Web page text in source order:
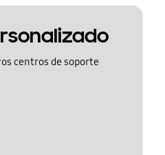
centros de soporte